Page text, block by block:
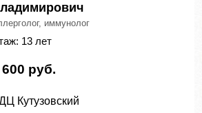
иммунолог
13 лет
600 руб.
Кутузовский